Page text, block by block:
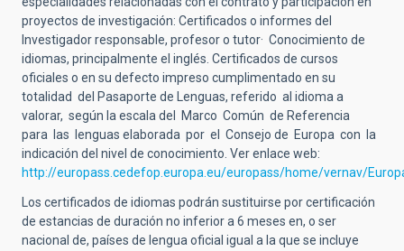
proyectos de investigación: Certificados o informes del
Investigador responsable, profesor o tutor· Conocimiento de
idiomas, principalmente el inglés. Certificados de cursos
oficiales o en su defecto impreso cumplimentado en su
totalidad del Pasaporte de Lenguas, referido al idioma a
valorar, según la escala del Marco Común de Referencia
para las lenguas elaborada por el Consejo de Europa con la
indicación del nivel de conocimiento. Ver enlace web:
http://europass.cedefop.europa.eu/europass/home/vernav/
Los certificados de idiomas podrán sustituirse por certificación
de estancias de duración no inferior a 6 meses en, o ser
nacional de, países de lengua oficial igual a la que se incluye